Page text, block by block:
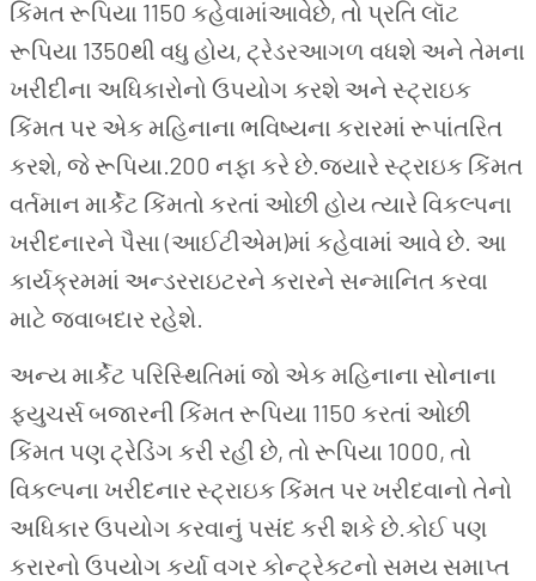
કિંમત રૂપિયા 1150 કહેવામાંઆવેછે, તો પ્રતિ લૉટ
રૂપિયા 1350થી વધુ હોય, ટ્રેડરઆગળ વધશે અને તેમના
ખરીદીના અધિકારોનો ઉપયોગ કરશે અને સ્ટ્રાઇક
કિંમત પર એક મહિનાના ભવિષ્યના કરારમાં રૂપાંતરિત
કરશે, જે રૂપિયા.200 નફા કરે છે.જ્યારે સ્ટ્રાઇક કિંમત
વર્તમાન માર્કેટ કિંમતો કરતાં ઓછી હોય ત્યારે વિકલ્પના
ખરીદનારને પૈસા (આઈટીએમ)માં કહેવામાં આવે છે. આ
કાર્યક્રમમાં અન્ડરરાઇટરને કરારને સન્માનિત કરવા
માટે જવાબદાર રહેશે.
અન્ય માર્કેટ પરિસ્થિતિમાં જો એક મહિનાના સોનાના
ફ્યુચર્સ બજારની કિંમત રૂપિયા 1150 કરતાં ઓછી
કિંમત પણ ટ્રેડિંગ કરી રહી છે, તો રૂપિયા 1000, તો
વિકલ્પના ખરીદનાર સ્ટ્રાઇક કિંમત પર ખરીદવાનો તેનો
અધિકાર ઉપયોગ કરવાનું પસંદ કરી શકે છે.કોઈ પણ
કરારનો ઉપયોગ કર્યા વગર કોન્ટ્રેક્ટનો સમય સમાપ્ત